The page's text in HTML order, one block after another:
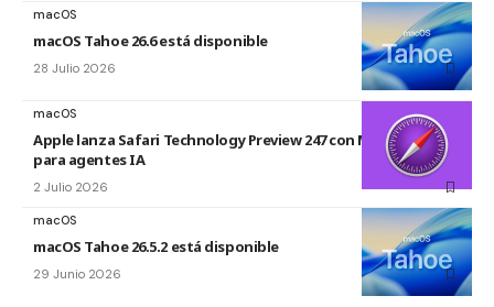
macOS
macOS Tahoe 26.6 está disponible
28 Julio 2026
macOS
Apple lanza Safari Technology Preview 247 con MCP Server
para agentes IA
2 Julio 2026
macOS
macOS Tahoe 26.5.2 está disponible
29 Junio 2026